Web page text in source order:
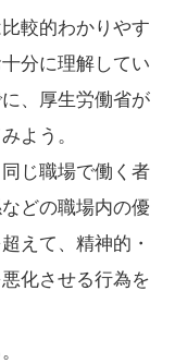
較的わかりやす
分に理解してい
、厚生労働省が
よう。
じ職場で働く者
どの職場内の優
えて、精神的・
化させる行為を